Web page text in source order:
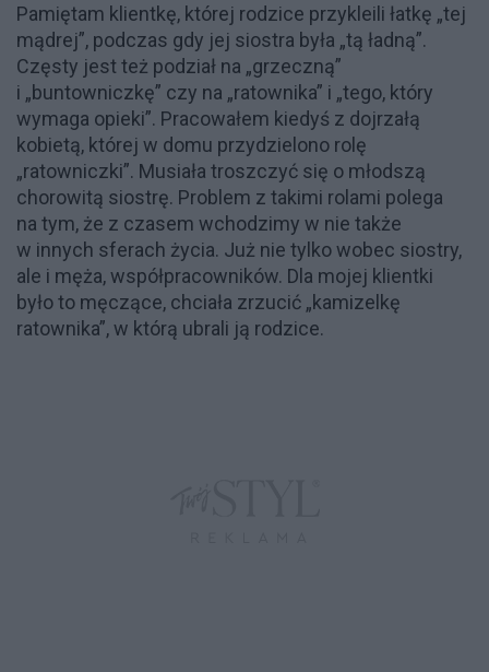
Pamiętam klientkę, której rodzice przykleili łatkę „tej
mądrej”, podczas gdy jej siostra była „tą ładną”.
Częsty jest też podział na „grzeczną”
i „buntowniczkę” czy na „ratownika” i „tego, który
wymaga opieki”. Pracowałem kiedyś z dojrzałą
kobietą, której w domu przydzielono rolę
„ratowniczki”. Musiała troszczyć się o młodszą
chorowitą siostrę. Problem z takimi rolami polega
na tym, że z czasem wchodzimy w nie także
w innych sferach życia. Już nie tylko wobec siostry,
ale i męża, współpracowników. Dla mojej klientki
było to męczące, chciała zrzucić „kamizelkę
ratownika”, w którą ubrali ją rodzice.